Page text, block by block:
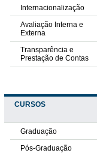
Internacionalização
Avaliação Interna e
Externa
Transparência e
Prestação de Contas
CURSOS
Graduação
Pós-Graduação